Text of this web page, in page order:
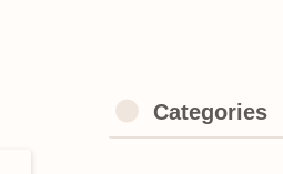
Categories